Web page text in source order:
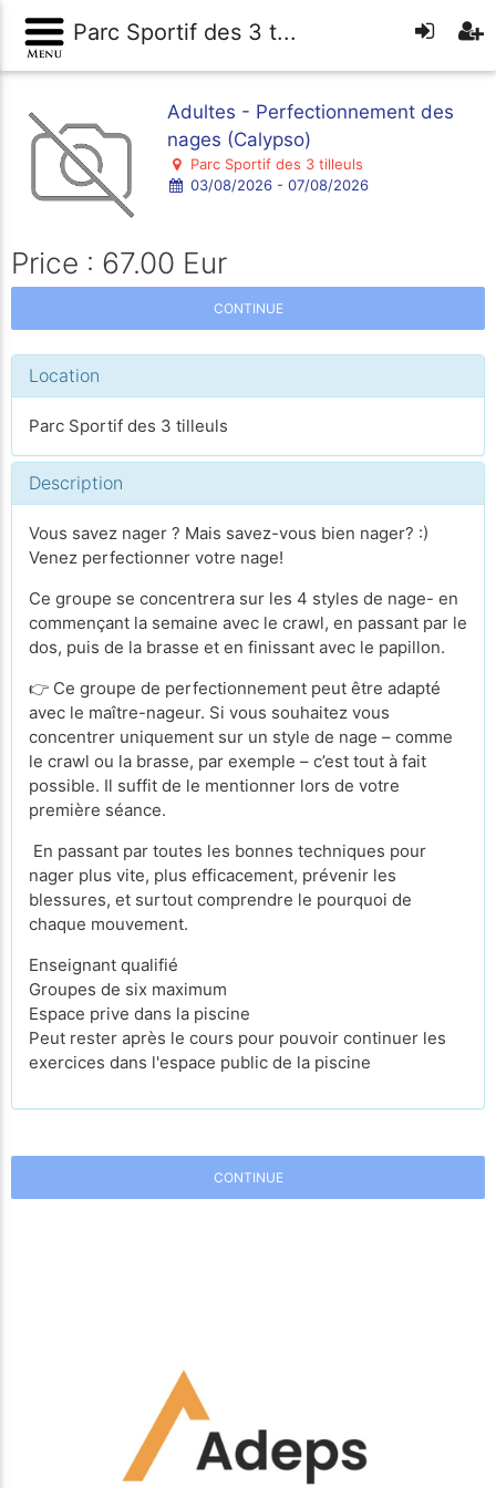
Parc Sportif des 3 t...
Adultes - Perfectionnement des
nages (Calypso)
Parc Sportif des 3 tilleuls
03/08/2026 - 07/08/2026
Price : 67.00 Eur
CONTINUE
Location
Parc Sportif des 3 tilleuls
Description
Vous savez nager ? Mais savez-vous bien nager? :)
Venez perfectionner votre nage!
Ce groupe se concentrera sur les 4 styles de nage- en
commençant la semaine avec le crawl, en passant par le
dos, puis de la brasse et en finissant avec le papillon.
👉 Ce groupe de perfectionnement peut être adapté
avec le maître-nageur. Si vous souhaitez vous
concentrer uniquement sur un style de nage – comme
le crawl ou la brasse, par exemple – c’est tout à fait
possible. Il suffit de le mentionner lors de votre
première séance.
En passant par toutes les bonnes techniques pour
nager plus vite, plus efficacement, prévenir les
blessures, et surtout comprendre le pourquoi de
chaque mouvement.
Enseignant qualifié
Groupes de six maximum
Espace prive dans la piscine
Peut rester après le cours pour pouvoir continuer les
exercices dans l'espace public de la piscine
CONTINUE